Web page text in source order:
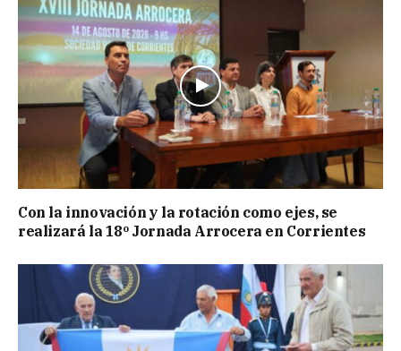
Con la innovación y la rotación como ejes, se
realizará la 18º Jornada Arrocera en Corrientes